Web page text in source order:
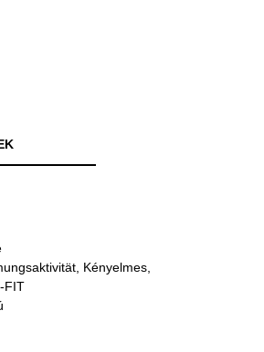
Kényelmes,
FIT